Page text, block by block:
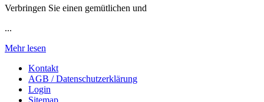
Verbringen Sie einen gemütlichen und
...
Mehr lesen
Kontakt
AGB / Datenschutzerklärung
Login
Sitemap